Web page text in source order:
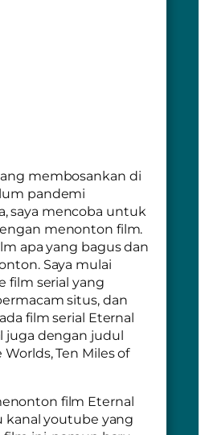
membosankan di
pandemi
saya mencoba untuk
menonton film.
apa yang bagus dan
Saya mulai
film serial yang
situs, dan
film serial Eternal
juga dengan judul
Worlds, Ten Miles of
film Eternal
kanal youtube yang